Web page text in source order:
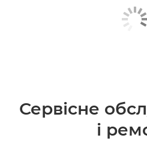
Сервісне
і